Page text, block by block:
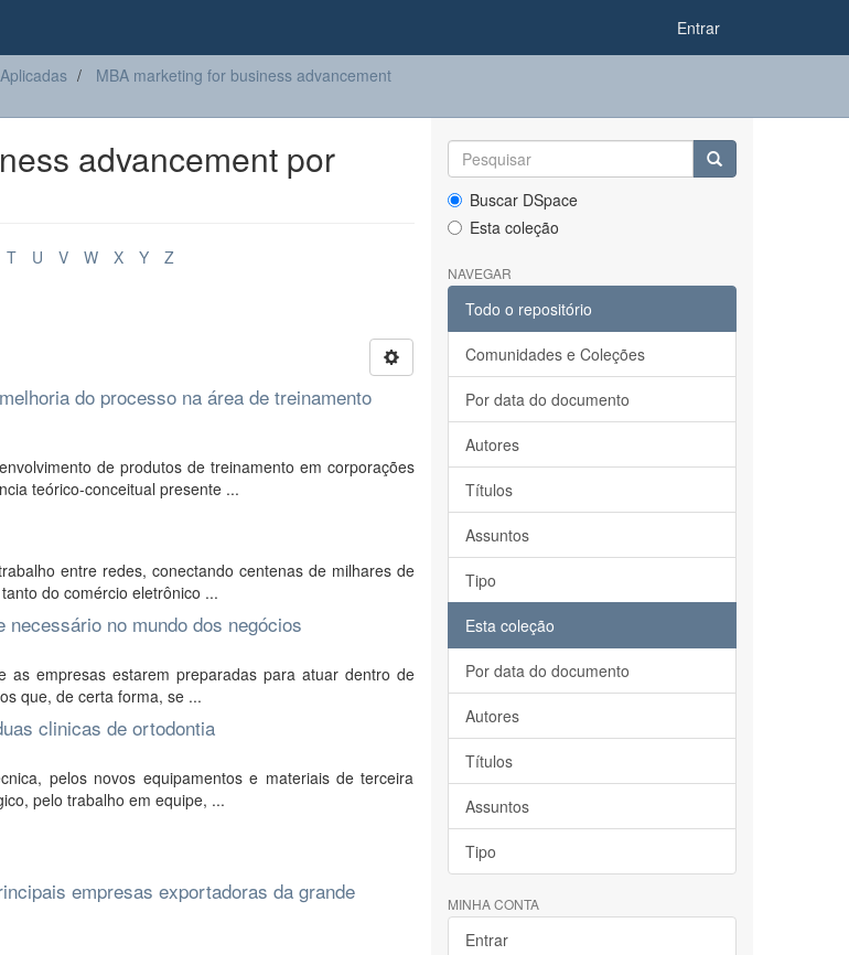
Entrar
MBA marketing for business advancement
advancement por
T U V W X Y Z
do processo na área de treinamento
de produtos de treinamento em corporações
teórico-conceitual presente ...
entre redes, conectando centenas de milhares de
do comércio eletrônico ...
no mundo dos negócios
empresas estarem preparadas para atuar dentro de
que, de certa forma, se ...
clinicas de ortodontia
pelos novos equipamentos e materiais de terceira
pelo trabalho em equipe, ...
empresas exportadoras da grande
Buscar DSpace
Esta coleção
NAVEGAR
Todo o repositório
Comunidades e Coleções
Por data do documento
Autores
Títulos
Assuntos
Tipo
Esta coleção
Por data do documento
Autores
Títulos
Assuntos
Tipo
MINHA CONTA
Entrar